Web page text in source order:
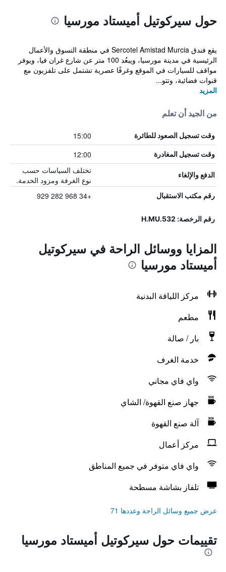
حول سيركوتيل أميستاد مورسيا
يقع فندق Sercotel Amistad Murcia في منطقة التسوق والأعمال
الرئيسية في مدينة مورسيا، ويبعُد 100 متر عن شارع غران فيا، ويوفر
مواقف للسيارات في الموقع وغرفًا عصرية تشتمل على تلفزيون مع
قنوات فضائية، وتتو...
المزيد
من الجيد أن تعلم
وقت تسجيل الصعود للطائرة 15:00
وقت تسجيل المغادرة 12:00
الدفع والإلغاء
تختلف السياسات حسب
نوع الغرفة ومزود الخدمة.
رقم مكتب الاستقبال +34 968 282 929
رقم الرخصة: H.MU.532
المزايا ووسائل الراحة في سيركوتيل
أميستاد مورسيا
مركز اللياقة البدنية
مطعم
بار / صالة
خدمة الغرف
واي فاي مجاني
جهاز صنع القهوة/ الشاي
آلة صنع القهوة
مركز أعمال
واي فاي متوفر في جميع المناطق
تلفاز بشاشة مسطحة
عرض جميع وسائل الراحة وعددها 71
تقييمات حول سيركوتيل أميستاد مورسيا